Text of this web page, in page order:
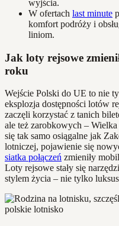
wyjścia.
W ofertach last minute
komfort podróży i
liniom.
Jak loty rejsowe
roku
Wejście Polski do UE to nie
eksplozja dostępności lotów
zaczęli korzystać z tanich
ale też zarobkowych –
się tak samo osiągalne jak
lotniczej, pojawienie się
siatka połączeń zmieniły
Loty rejsowe stały się
stylem życia – nie tylko